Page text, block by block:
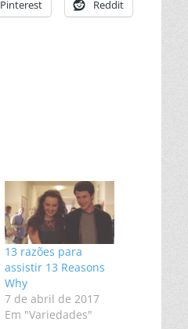
Pinterest Reddit
13 razões para
assistir 13 Reasons
Why
7 de abril de 2017
Em "Variedades"